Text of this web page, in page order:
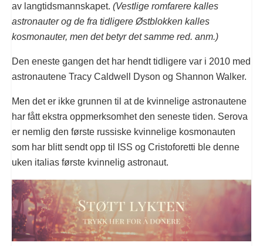
av langtidsmannskapet. (Vestlige romfarere kalles
astronauter og de fra tidligere Østblokken kalles
kosmonauter, men det betyr det samme red. anm.)
Den eneste gangen det har hendt tidligere var i 2010 med
astronautene Tracy Caldwell Dyson og Shannon Walker.
Men det er ikke grunnen til at de kvinnelige astronautene
har fått ekstra oppmerksomhet den seneste tiden. Serova
er nemlig den første russiske kvinnelige kosmonauten
som har blitt sendt opp til ISS og Cristoforetti ble denne
uken italias første kvinnelig astronaut.